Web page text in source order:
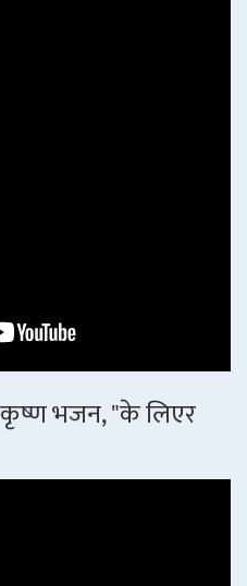
कृष्ण भजन, "के लिएर